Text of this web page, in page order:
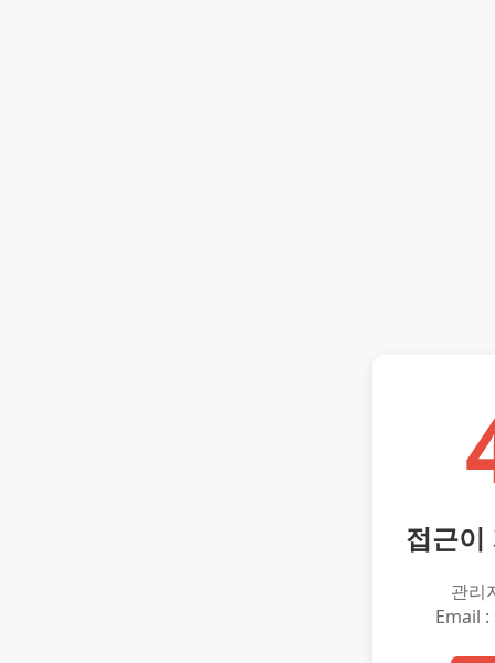
접근이
관리
Email